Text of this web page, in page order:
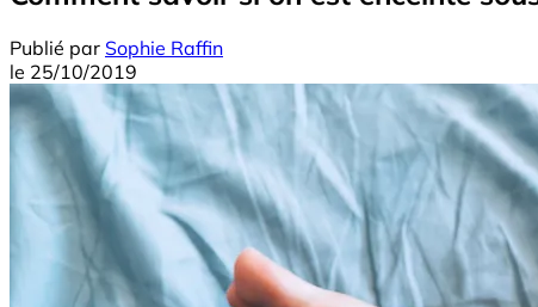
Publié par Sophie Raffin
le 25/10/2019